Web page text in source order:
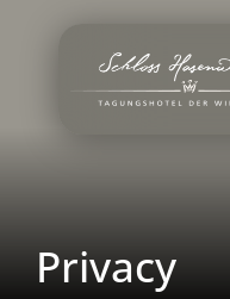
Privacy